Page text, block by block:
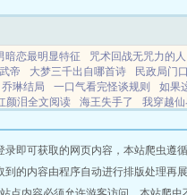
暗恋最明显特征 咒术回战无咒力的人
帝 大梦三千出自哪首诗 民政局门
乔琳结局 一口气看完怪谈规则 如果
颜泪全文阅读 海王失手了 我穿越
小慌慌 只因小叔叔的白月光死之前
三千场全诗原文 死人经被禁了吗
妖孽攻受被黑龙吃 无限法则百度百
即可获取的网页内容，本站爬虫遵
到的内容由程序自动进行排版处理再